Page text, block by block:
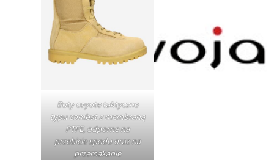
Buty coyote taktyczne
typu combat z membraną
PTFE, odporne na
przebicie spodu oraz na
przemakanie